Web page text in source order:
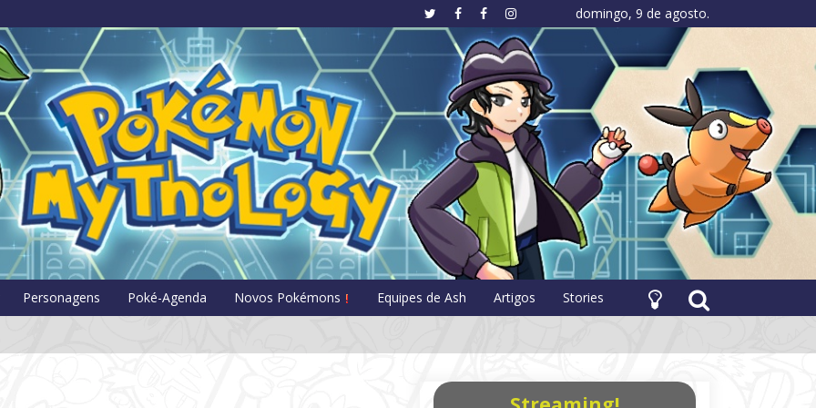
domingo, 9 de agosto.
Pokémon Mythology
Personagens Poké-Agenda Novos Pokémons Equipes de Ash Artigos Stories